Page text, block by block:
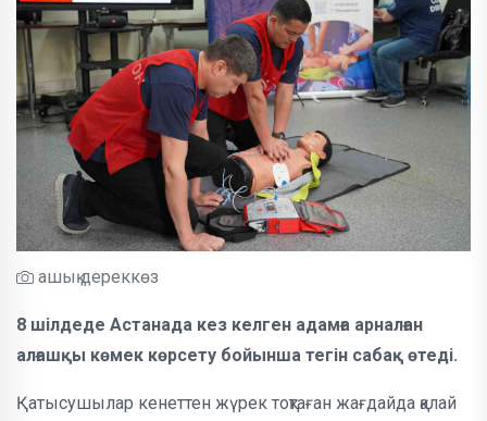
ашық дереккөз
8 шілдеде Астанада кез келген адамға арналған
алғашқы көмек көрсету бойынша тегін сабақ өтеді.
Қатысушылар кенеттен жүрек тоқтаған жағдайда қалай